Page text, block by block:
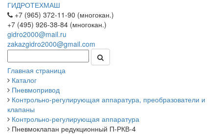
ГИДРОТЕХМАШ
+7 (965) 372-11-90 (многокан.)
+7 (495) 926-38-84 (многокан.)
gidro2000@mail.ru
zakazgidro2000@gmail.com
Главная страница
Каталог
Пневмопривод
Контрольно-регулирующая аппаратура, преобразователи и
клапаны
Контрольно-регулирующая аппаратура
Пневмоклапан редукционный П-РКВ-4